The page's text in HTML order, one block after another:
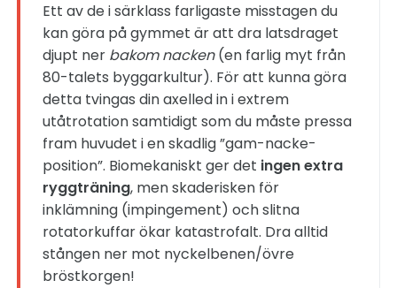
Ett av de i särklass farligaste misstagen du
kan göra på gymmet är att dra latsdraget
djupt ner bakom nacken(en farlig myt från
80-talets byggarkultur). För att kunna göra
detta tvingas din axelled in i extrem
utåtrotation samtidigt som du måste pressa
fram huvudet i en skadlig ”gam-nacke-
position”. Biomekaniskt ger det ingen extra
ryggträning, men skaderisken för
inklämning (impingement) och slitna
rotatorkuffar ökar katastrofalt. Dra alltid
stången ner mot nyckelbenen/övre
bröstkorgen!